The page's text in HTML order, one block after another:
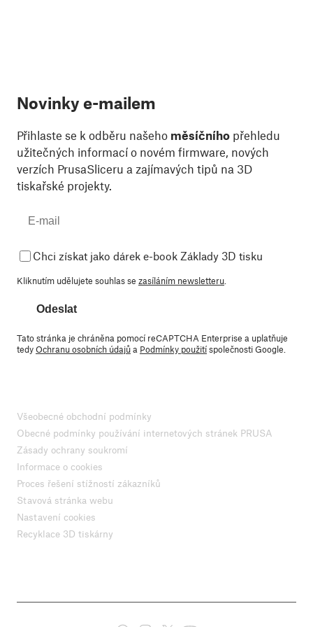
Novinky e-mailem
Přihlaste se k odběru našeho měsíčního přehledu
užitečných informací o novém firmware, nových
verzích PrusaSliceru a zajímavých tipů na 3D
tiskařské projekty.
Chci získat jako dárek e-book Základy 3D tisku
Kliknutím udělujete souhlas se zasíláním newsletteru
Odeslat
Tato stránka je chráněna pomocí reCAPTCHA Enterprise a uplatňuje
tedyOchranu osobních údajůa Podmínky použitíspolečnosti Google.
Všeobecné obchodní podmínky
Obecné podmínky používání internetových stránek PRUSA
Zásady ochrany soukromí
Informace o cookies
Proces řešení stížností zákazníků
Stavová stránka webu
Nastavení cookies
Recyklace 3D tiskárny